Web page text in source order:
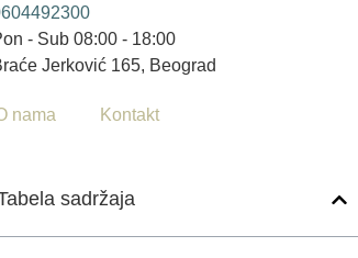
- Sub 08:00 - 18:00
Jerković 165, Beograd
nama Kontakt
sadržaja